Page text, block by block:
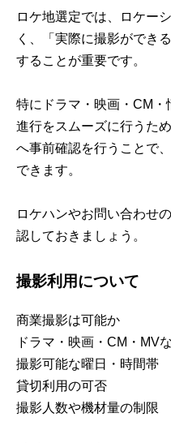
ロケ地選定では、ロケー
く、「実際に撮影ができ
することが重要です。
特にドラマ・映画・CM
進行をスムーズに行うた
へ事前確認を行うことで
できます。
ロケハンやお問い合わせ
認しておきましょう。
撮影利用について
商業撮影は可能か
ドラマ・映画・CM・MV
撮影可能な曜日・時間帯
貸切利用の可否
撮影人数や機材量の制限